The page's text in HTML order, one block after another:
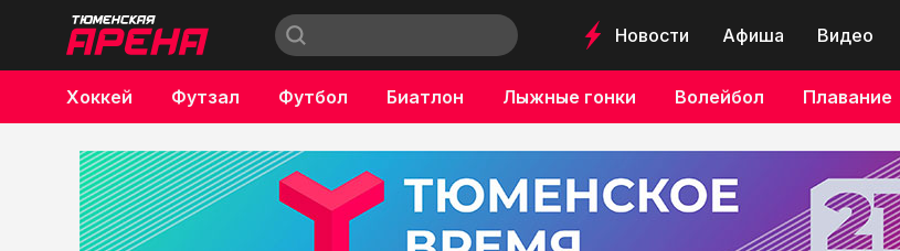
Новости Афиша Видео
Хоккей Футзал Футбол Биатлон Лыжные гонки Волейбол Плавание
Бокс